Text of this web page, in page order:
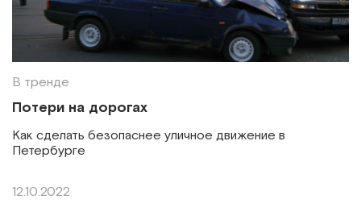
В тренде
Потери на дорогах
Как сделать безопаснее уличное движение в
Петербурге
12.10.2022